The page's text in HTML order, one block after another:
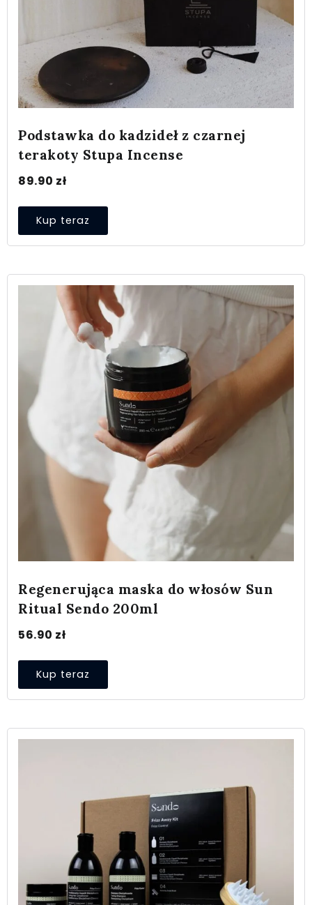
Podstawka do kadzideł z czarnej
terakoty Stupa Incense
89.90 zł
Kup teraz
Regenerująca maska do włosów Sun
Ritual Sendo 200ml
56.90 zł
Kup teraz